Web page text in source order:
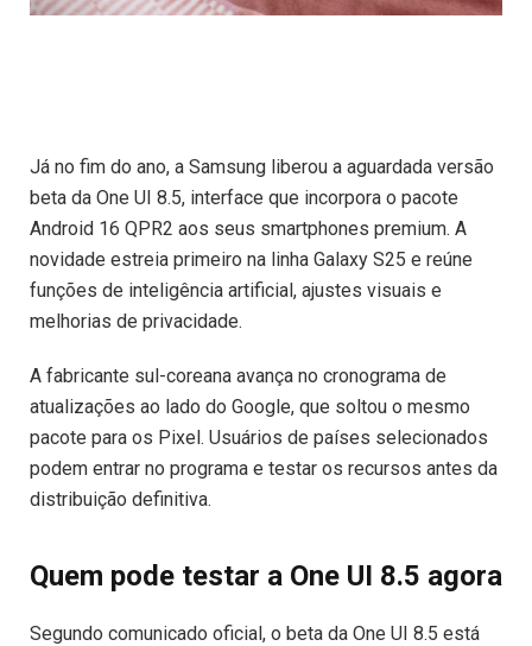
Já no fim do ano, a Samsung liberou a aguardada versão
beta da One UI 8.5, interface que incorpora o pacote
Android 16 QPR2 aos seus smartphones premium. A
novidade estreia primeiro na linha Galaxy S25 e reúne
funções de inteligência artificial, ajustes visuais e
melhorias de privacidade.
A fabricante sul-coreana avança no cronograma de
atualizações ao lado do Google, que soltou o mesmo
pacote para os Pixel. Usuários de países selecionados
podem entrar no programa e testar os recursos antes da
distribuição definitiva.
Quem pode testar a One UI 8.5 agora
Segundo comunicado oficial, o beta da One UI 8.5 está